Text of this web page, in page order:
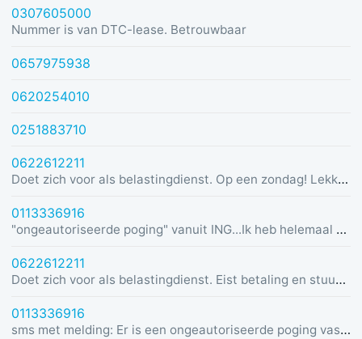
0307605000
Nummer is van DTC-lease. Betrouwbaar
0657975938
0620254010
0251883710
0622612211
Doet zich voor als belastingdienst. Op een zondag! Lekker dom
0113336916
"ongeautoriseerde poging" vanuit ING...Ik heb helemaal geen rekening bij ING :)
0622612211
Doet zich voor als belastingdienst. Eist betaling en stuurt link in bericht met dreiging van beslaglegging.
0113336916
sms met melding: Er is een ongeautoriseerde poging vastgesteld vanuit Duitsland was u dit niet? Bel de alarmlijn op 0113336916